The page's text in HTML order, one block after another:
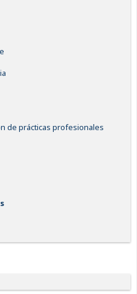
de prácticas profesionales